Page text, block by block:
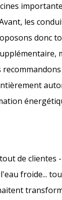
les
donc
de
froide...